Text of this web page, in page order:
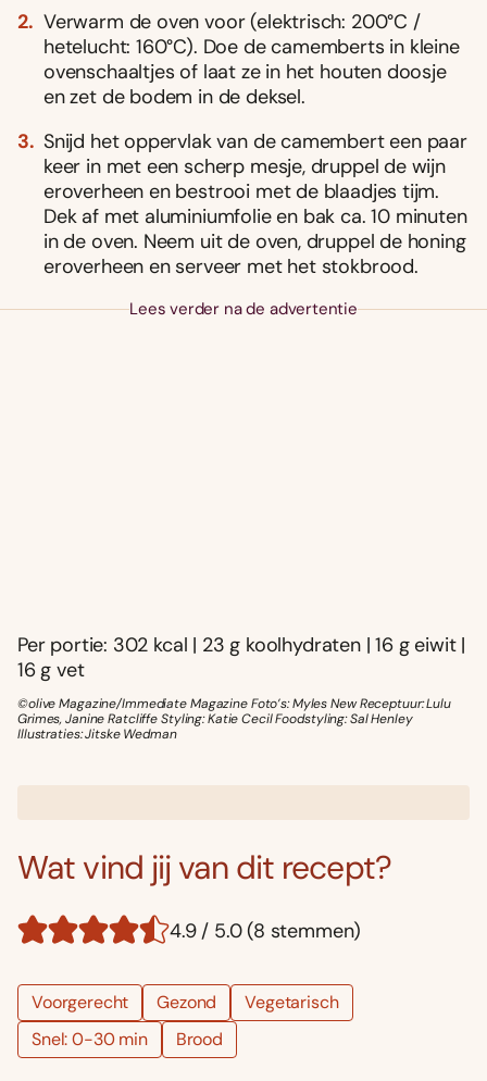
Verwarm de oven voor (elektrisch: 200°C /
hetelucht: 160°C). Doe de camemberts in kleine
ovenschaaltjes of laat ze in het houten doosje
en zet de bodem in de deksel.
Snijd het oppervlak van de camembert een paar
keer in met een scherp mesje, druppel de wijn
eroverheen en bestrooi met de blaadjes tijm.
Dek af met aluminiumfolie en bak ca. 10 minuten
in de oven. Neem uit de oven, druppel de honing
eroverheen en serveer met het stokbrood.
Lees verder na de advertentie
Per portie: 302 kcal | 23 g koolhydraten | 16 g eiwit |
16 g vet
©olive Magazine/Immediate Magazine Foto’s: Myles New Receptuur: Lulu
Grimes, Janine Ratcliffe Styling: Katie Cecil Foodstyling: Sal Henley
Illustraties: Jitske Wedman
Wat vind jij van dit recept?
4.9 / 5.0 (8 stemmen)
Voorgerecht Gezond
Vegetarisch
Snel: 0-30 min
Brood